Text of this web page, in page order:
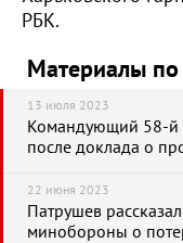
РБК.
Материалы по
13 июля 2023
Командующий 58-й
после доклада о
22 июня 2023
Патрушев
минобороны о